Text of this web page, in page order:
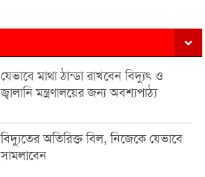
যেভাবে মাথা ঠান্ডা রাখবেন বিদ্যুৎ ও
জ্বালানি মন্ত্রণালয়ের জন্য অবশ্যপাঠ্য
বিদ্যুতের অতিরিক্ত বিল, নিজেকে যেভাবে
সামলাবেন